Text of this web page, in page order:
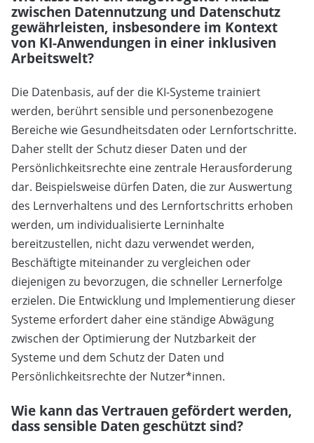
zwischen Datennutzung und Datenschutz
gewährleisten, insbesondere im Kontext
von KI-Anwendungen in einer inklusiven
Arbeitswelt?
Die Datenbasis, auf der die KI-Systeme trainiert
werden, berührt sensible und personenbezogene
Bereiche wie Gesundheitsdaten oder Lernfortschritte.
Daher stellt der Schutz dieser Daten und der
Persönlichkeitsrechte eine zentrale Herausforderung
dar. Beispielsweise dürfen Daten, die zur Auswertung
des Lernverhaltens und des Lernfortschritts erhoben
werden, um individualisierte Lerninhalte
bereitzustellen, nicht dazu verwendet werden,
Beschäftigte miteinander zu vergleichen oder
diejenigen zu bevorzugen, die schneller Lernerfolge
erzielen. Die Entwicklung und Implementierung dieser
Systeme erfordert daher eine ständige Abwägung
zwischen der Optimierung der Nutzbarkeit der
Systeme und dem Schutz der Daten und
Persönlichkeitsrechte der Nutzer*innen.
Wie kann das Vertrauen gefördert werden,
dass sensible Daten geschützt sind?